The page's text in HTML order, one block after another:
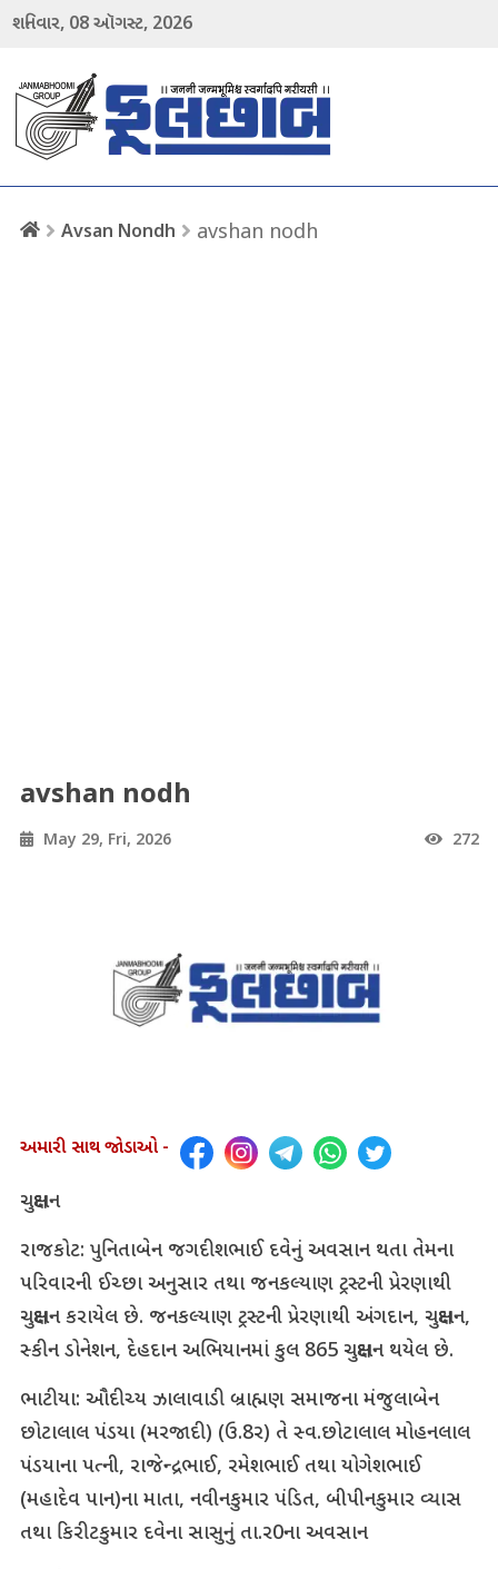
શનિવાર, 08ઑગસ્ટ, 2026
Avsan Nondh avshan nodh
avshan nodh
May 29, Fri, 2026 272
અમારી સાથ જોડાઓ -
ચક્ષુદાન
રાજકોટ: પુનિતાબેન જગદીશભાઈ દવેનું અવસાન થતા તેમના
પરિવારની ઈચ્છા અનુસાર તથા જનકલ્યાણ ટ્રસ્ટની પ્રેરણાથી
ચક્ષુદાન કરાયેલ છે. જનકલ્યાણ ટ્રસ્ટની પ્રેરણાથી અંગદાન, ચક્ષુદાન,
સ્કીન ડોનેશન, દેહદાન અભિયાનમાં કુલ 865 ચક્ષુદાન થયેલ છે.
ભાટીયા: ઔદીચ્ય ઝાલાવાડી બ્રાહ્મણ સમાજના મંજુલાબેન
છોટાલાલ પંડયા (મરજાદી) (ઉ.8ર) તે સ્વ.છોટાલાલ મોહનલાલ
પંડયાના પત્ની, રાજેન્દ્રભાઈ, રમેશભાઈ તથા યોગેશભાઈ
(મહાદેવ પાન)ના માતા, નવીનકુમાર પંડિત, બીપીનકુમાર વ્યાસ
તથા કિરીટકુમાર દવેના સાસુનું તા.ર0ના અવસાન